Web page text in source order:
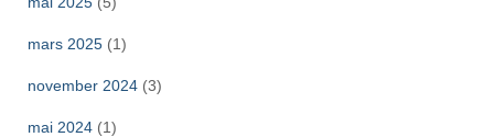
mars 2025 (1)
november 2024 (3)
mai 2024 (1)